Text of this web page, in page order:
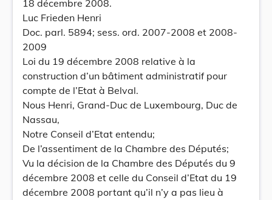
18 décembre 2008.
Luc Frieden Henri
Doc. parl. 5894; sess. ord. 2007-2008 et 2008-
2009
Loi du 19 décembre 2008 relative à la
construction d’un bâtiment administratif pour
compte de l’Etat à Belval.
Nous Henri, Grand-Duc de Luxembourg, Duc de
Nassau,
Notre Conseil d’Etat entendu;
De l’assentiment de la Chambre des Députés;
Vu la décision de la Chambre des Députés du 9
décembre 2008 et celle du Conseil d’Etat du 19
décembre 2008 portant qu’il n’y a pas lieu à